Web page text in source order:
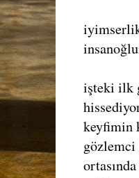
iyimserlik
işteki ilk
keyfimin